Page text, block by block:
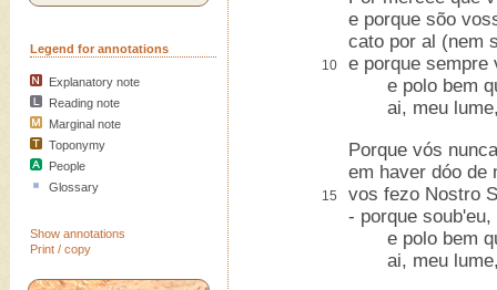
Legend for annotations
Explanatory note
Reading note
Marginal note
Toponymy
People
Glossary
Show annotations
Print / copy
e porque sõo
cato por al (nem
10
e porque sempre
e polo bem
ai, meu lume,
Porque vós
em haver dóo de
15
vos fezo Nostro
- porque
e polo bem
ai, meu lume,